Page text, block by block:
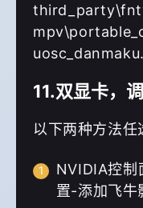
11.双显卡，
以下两种方法任
NVIDIA控制
置-添加飞牛